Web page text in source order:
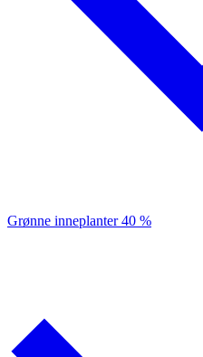
Grønne inneplanter40 %